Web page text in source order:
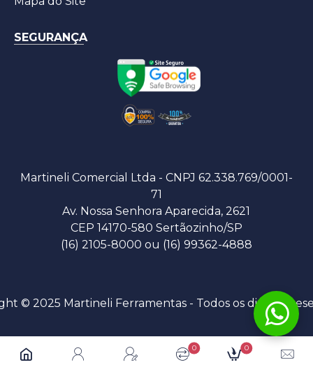
SEGURANÇA
Martineli Comercial Ltda - CNPJ 62.338.769/0001-
71
Av. Nossa Senhora Aparecida, 2621
CEP 14170-580 Sertãozinho/SP
(16) 2105-8000 ou (16) 99362-4888
© 2025 Martineli Ferramentas - Todos os direitos
0 0